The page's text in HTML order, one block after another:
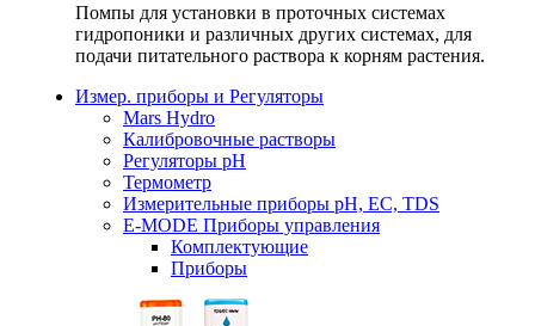
Помпы для установки в проточных системах
гидропоники и различных других системах, для
подачи питательного раствора к корням растения.
Измер. приборы и Регуляторы
Mars Hydro
Калибровочные растворы
Регуляторы рН
Термометр
Измерительные приборы pH, EC, TDS
E-MODE Приборы управления
Комплектующие
Приборы